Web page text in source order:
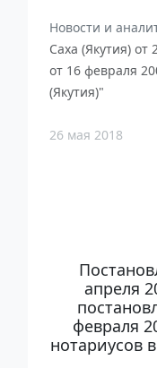
Новости и
Саха (Якутия)
от 16 февраля
(Якутия)"
26 мая 2018
апреля
февраля
нотариусов